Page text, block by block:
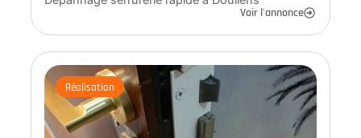
Voir l'annonce
Réalisation